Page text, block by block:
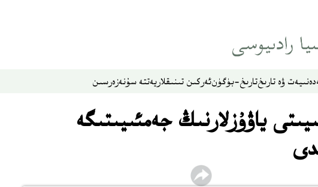
ۋە تارىختارىخ-بۈگۈنئەركىن تىنىقلاريەتتە سۇنەزەرسىن
ياۋۇزلارنىڭ جەمئىيىتىگە